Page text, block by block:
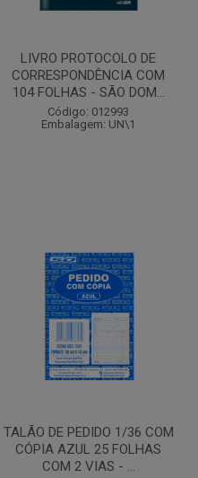
LIVRO PROTOCOLO DE
CORRESPONDÊNCIA COM
104 FOLHAS - SÃO DOM...
Código: 012993
Embalagem: UN\1
TALÃO DE PEDIDO 1/36 COM
CÓPIA AZUL 25 FOLHAS
COM 2 VIAS - ...